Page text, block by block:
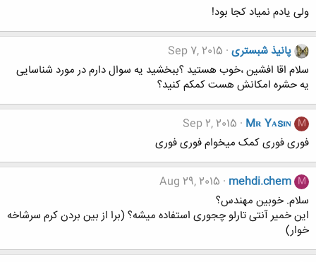
ولی یادم نمیاد کجا بود!
پانیذ شبستری Sep 7, 2015
سلام اقا افشین ،خوب هستید ؟ببخشید یه سوال دارم در مورد شناسایی
یه حشره امکانش هست کمکم کنید؟
M
Mʀ Yᴀsɪɴ
Sep 2, 2015
فوری فوری کمک میخوام فوری فوری
M
mehdi.chem
Aug 29, 2015
سلام. خوبین مهندس؟
این خمیر آنتی تارلو چجوری استفاده میشه؟ (برا از بین بردن کرم سرشاخه
خوار)